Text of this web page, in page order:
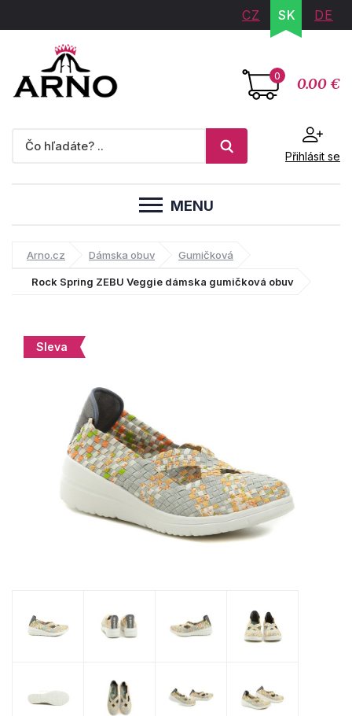
CZ SK DE
0 0.00 €
Přihlásit se
MENU
Arno.cz Dámska obuv Gumičková
Rock Spring ZEBU Veggie dámska gumičková obuv
Sleva